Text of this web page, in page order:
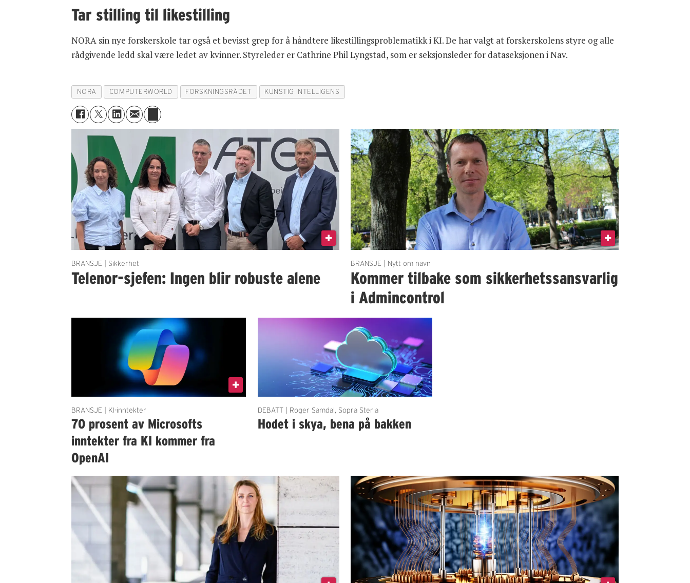
Tar stilling til likestilling
NORA sin nye forskerskole tar også et bevisst grep for å håndtere likestillingsproblematikk i KI. De har valgt at forskerskolens styre og alle
rådgivende ledd skal være ledet av kvinner. Styreleder er Cathrine Phil Lyngstad, som er seksjonsleder for dataseksjonen i Nav.
NORA COMPUTERWORLD FORSKNINGSRÅDET KUNSTIG INTELLIGENS
BRANSJE | Sikkerhet
Telenor-sjefen: Ingen blir robuste alene
BRANSJE | Nytt om navn
Kommer tilbake som sikkerhetssansvarlig
i Admincontrol
BRANSJE | KI-inntekter
70 prosent av Microsofts
inntekter fra KI kommer fra
OpenAI
DEBATT | Roger Samdal, Sopra Steria
Hodet i skya, bena på bakken